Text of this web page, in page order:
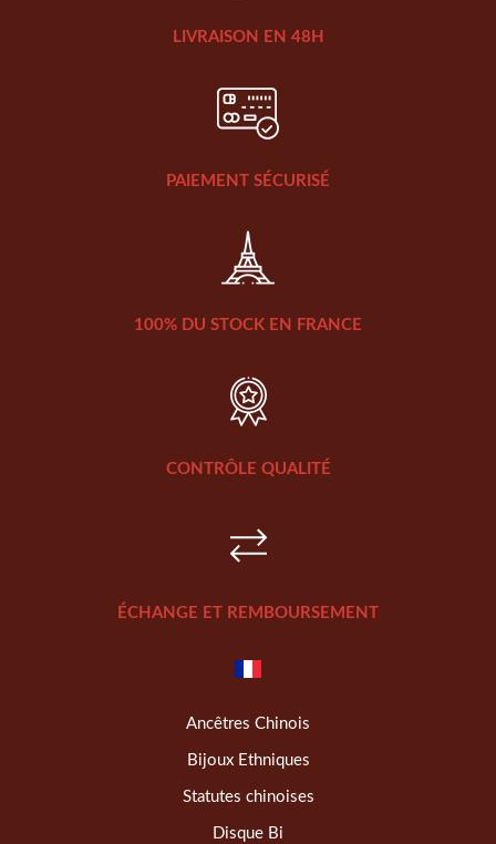
LIVRAISON EN 48H
PAIEMENT SÉCURISÉ
100% DU STOCK EN FRANCE
CONTRÔLE QUALITÉ
ÉCHANGE ET REMBOURSEMENT
Ancêtres Chinois
Bijoux Ethniques
Statutes chinoises
Disque Bi